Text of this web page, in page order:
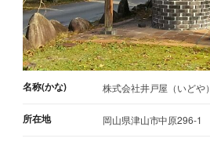
名称(かな) 株式会社井戸屋（いどや）
所在地 岡山県津山市中原296-1